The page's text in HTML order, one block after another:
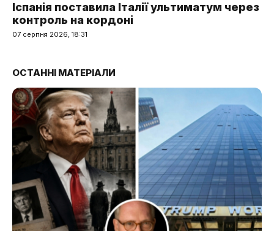
Іспанія поставила Італії ультиматум через
контроль на кордоні
07 серпня 2026, 18:31
ОСТАННІ МАТЕРІАЛИ